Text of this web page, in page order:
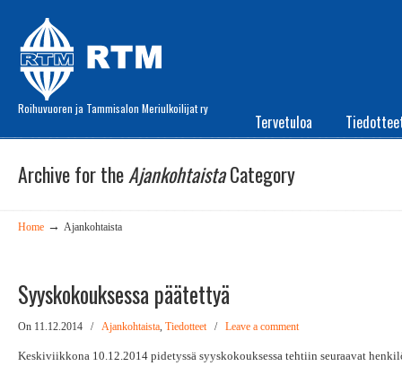
Roihuvuoren ja Tammisalon Meriulkoilijat ry
Tervetuloa
Archive for theAjankohtaistaCategory
Home → Ajankohtaista
Syyskokouksessa päätettyä
On 11.12.2014 / Ajankohtaista, Tiedotteet / Leave a comment
Keskiviikkona 10.12.2014 pidetyssä syyskokouksessa tehtiin seuraavat